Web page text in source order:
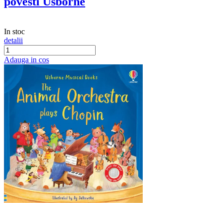
In stoc
detalii
Adauga in cos